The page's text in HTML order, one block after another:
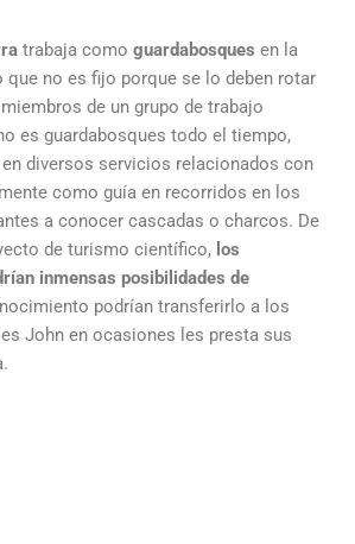
trabaja como guardabosques en la
que no es fijo porque se lo deben rotar
de un grupo de trabajo
es guardabosques todo el tiempo,
diversos servicios relacionados con
como guía en recorridos en los
a conocer cascadas o charcos. De
de turismo científico, los
inmensas posibilidades de
podrían transferirlo a los
John en ocasiones les presta sus